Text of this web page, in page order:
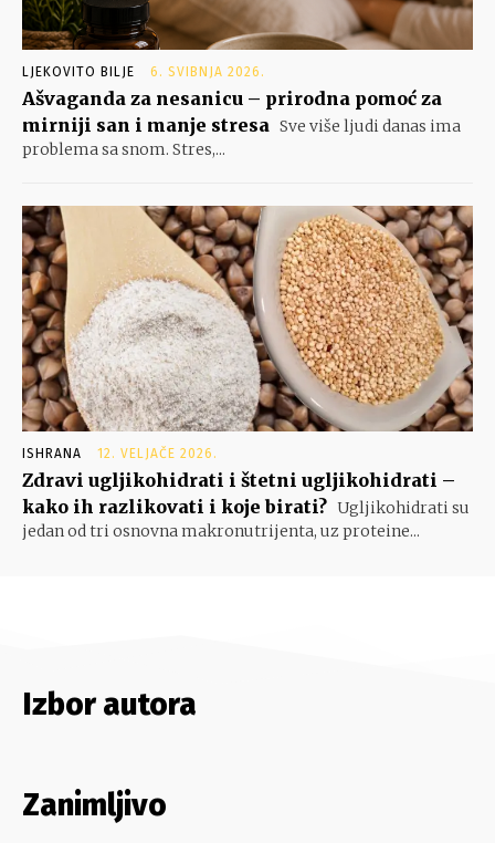
LJEKOVITO BILJE 6. SVIBNJA 2026.
Ašvaganda za nesanicu – prirodna pomoć za
mirniji san i manje stresa Sve više ljudi danas ima
problema sa snom. Stres,...
ISHRANA 12. VELJAČE 2026.
Zdravi ugljikohidrati i štetni ugljikohidrati –
kako ih razlikovati i koje birati? Ugljikohidrati su
jedan od tri osnovna makronutrijenta, uz proteine...
Izbor autora
Zanimljivo